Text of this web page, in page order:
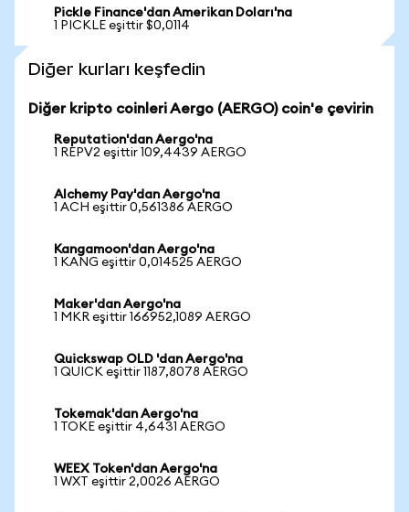
Pickle Finance'dan Amerikan Doları'na
1 PICKLE eşittir $0,0114
Diğer kurları keşfedin
Diğer kripto coinleri Aergo (AERGO) coin'e çevirin
Reputation'dan Aergo'na
1 REPV2 eşittir 109,4439 AERGO
Alchemy Pay'dan Aergo'na
1 ACH eşittir 0,561386 AERGO
Kangamoon'dan Aergo'na
1 KANG eşittir 0,014525 AERGO
Maker'dan Aergo'na
1 MKR eşittir 166952,1089 AERGO
Quickswap OLD 'dan Aergo'na
1 QUICK eşittir 1187,8078 AERGO
Tokemak'dan Aergo'na
1 TOKE eşittir 4,6431 AERGO
WEEX Token'dan Aergo'na
1 WXT eşittir 2,0026 AERGO